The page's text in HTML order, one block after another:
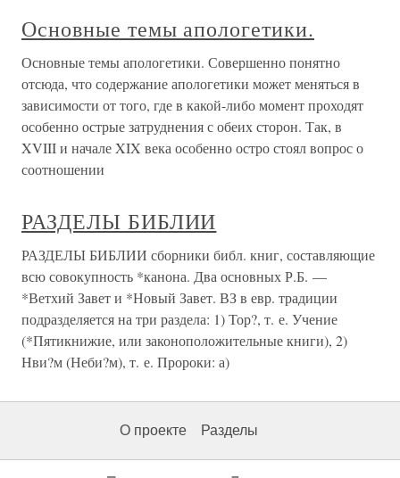
Основные темы апологетики.
Основные темы апологетики. Совершенно понятно
отсюда, что содержание апологетики может меняться в
зависимости от того, где в какой-либо момент проходят
особенно острые затруднения с обеих сторон. Так, в
XVIII и начале XIX века особенно остро стоял вопрос о
соотношении
РАЗДЕЛЫ БИБЛИИ
РАЗДЕЛЫ БИБЛИИ сборники библ. книг, составляющие
всю совокупность *канона. Два основных Р.Б. —
*Ветхий Завет и *Новый Завет. ВЗ в евр. традиции
подразделяется на три раздела: 1) Тор?, т. е. Учение
(*Пятикнижие, или законоположительные книги), 2)
Нви?м (Неби?м), т. е. Пророки: а)
О проекте Разделы